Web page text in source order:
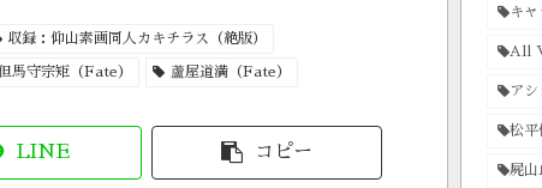
収録：仰山素画同人カキチラス（絶版）
馬守宗矩（Fate） 蘆屋道満（Fate）
LINE コピー
キ
All
ア
松平
屍山